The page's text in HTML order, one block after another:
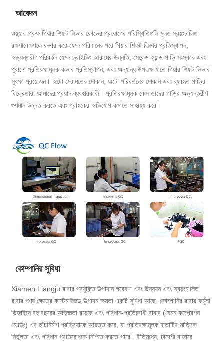
আবেদন
ওয়্যার-প্রুফ গিয়ার শিফট লিভার কোভের প্রয়োগের পরিস্থিতিগুলি মূলত স্বয়ংচালিত
রক্ষণাবেক্ষণকে কভার করে যেমন পরিধানের পরে গিয়ার শিফট লিভার প্রতিস্থাপন,
অভ্যন্তরীণ পরিবর্তন যেমন ড্রাইভিং আরামের উন্নতি, সেকেন্ড-হ্যান্ড গাড়ি সংস্কার এবং
পুরানো প্রতিরক্ষামূলক কভার প্রতিস্থাপন, এবং অন্যান্য উপলক্ষ যাতে গিয়ার শিফট লিভার
সুরক্ষা প্রয়োজন। অটো মেরামতের দোকান, অটো পরিবর্তনের দোকান এবং ব্যবহৃত গাড়ির
বিক্রেতারা আমাদের প্রধান ব্যবহারকারী। প্রতিরক্ষামূলক কেস তাদের গাড়ির অভ্যন্তরীণ
গুণমান উন্নত করতে এবং গ্রাহকের অভিযোগ কমাতে সাহায্য করে।
কোম্পানির সুবিধা
Xiamen Liangju রাবার প্রযুক্তি উপাদান গবেষণা এবং উন্নয়ন এবং স্বয়ংচালিত
রাবার পণ্য ক্ষেত্রে কাস্টমাইজড উত্পাদন ক্ষমতা একটি সুবিধা আছে. কোম্পানির রাবার ফর্মুলা
ডিজাইনে বহু বছরের অভিজ্ঞতা রয়েছে এবং পরিধান-প্রতিরোধী রাবার (যেমন কম্প্রেশন
মোল্ডিং) এর ছাঁচনির্মাণ প্রক্রিয়াকে আয়ত্ত করে, যা প্রতিরক্ষামূলক হাতাটির মাত্রিক
নির্ভুলতা এবং পরিধান প্রতিরোধকে নিশ্চিত করতে পারে। ইতিমধ্যে, বিদেশী বাজারে